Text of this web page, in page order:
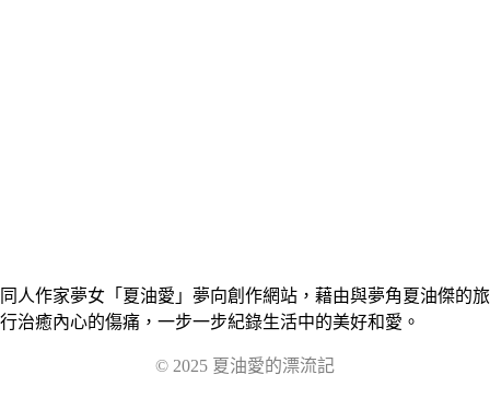
同人作家夢女「夏油愛」夢向創作網站，藉由與夢角夏油傑的旅
行治癒內心的傷痛，一步一步紀錄生活中的美好和愛。
© 2025 夏油愛的漂流記